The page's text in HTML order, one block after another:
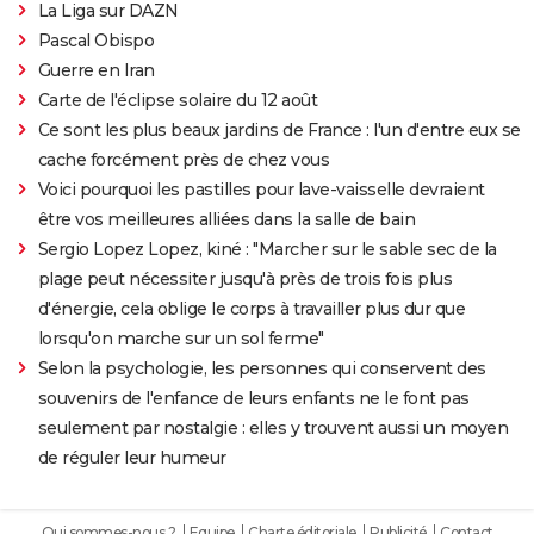
La Liga sur DAZN
Pascal Obispo
Guerre en Iran
Carte de l'éclipse solaire du 12 août
Ce sont les plus beaux jardins de France : l'un d'entre eux se
cache forcément près de chez vous
Voici pourquoi les pastilles pour lave-vaisselle devraient
être vos meilleures alliées dans la salle de bain
Sergio Lopez Lopez, kiné : "Marcher sur le sable sec de la
plage peut nécessiter jusqu'à près de trois fois plus
d'énergie, cela oblige le corps à travailler plus dur que
lorsqu'on marche sur un sol ferme"
Selon la psychologie, les personnes qui conservent des
souvenirs de l'enfance de leurs enfants ne le font pas
seulement par nostalgie : elles y trouvent aussi un moyen
de réguler leur humeur